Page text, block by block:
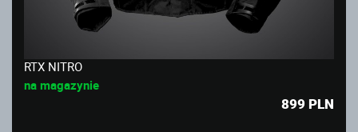
RTX NITRO
na magazynie
899 PLN